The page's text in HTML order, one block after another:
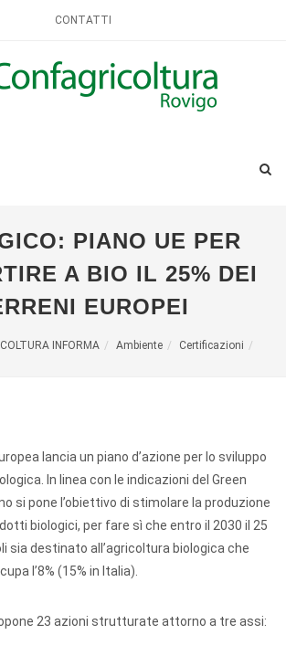
CONTATTI
PIANO UE PER
A BIO IL 25% DEI
EUROPEI
INFORMA Ambiente Certificazioni
lancia un piano d’azione per lo sviluppo
In linea con le indicazioni del Green
si pone l’obiettivo di stimolare la produzione
biologici, per fare sì che entro il 2030 il 25
sia destinato all’agricoltura biologica che
l’8% (15% in Italia).
23 azioni strutturate attorno a tre assi: